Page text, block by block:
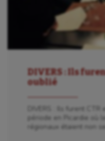
Voile
Wakeboard
Water-polo
DIVERS : Ils
oublié
DIVERS : Ils furent
période en Picardie où
régionaux étaient non